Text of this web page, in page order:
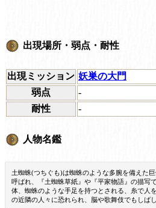
出現場所・弱点・耐性
出現ミッション 妖巣の大門
弱点
-
耐性
-
人物名鑑
土蜘蛛(つちぐも)は蜘蛛のような多腕を備えた
呼ばれ、『土蜘蛛草紙』や『平家物語』の描写
体、蜘蛛のような手足を持つとされる、糸で人
の近隣の人々に恐れられ、脳や歌舞伎でもしば